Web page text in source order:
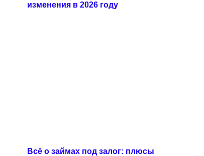
изменения в 2026 году
Всё о займах под залог: плюсы